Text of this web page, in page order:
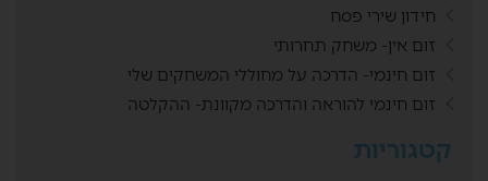
חידון שירי פסח
זום אין- משחק תחרותי
זום חינמי- הדרכה על מחוללי המשחקים שלי
זום חינמי להוראה והדרכה מקוונת- ההקלטה
קטגוריות